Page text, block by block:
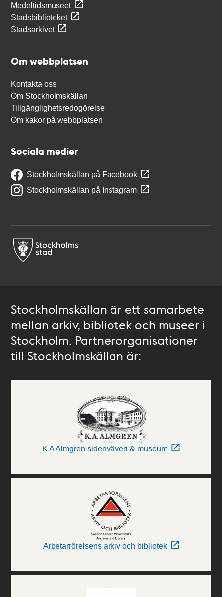
Medeltidsmuseet
Stadsbiblioteket
Stadsarkivet
Om webbplatsen
Kontakta oss
Om Stockholmskällan
Tillgänglighetsredogörelse
Om kakor på webbplatsen
Sociala medier
Stockholmskällan på Facebook
Stockholmskällan på Instagram
Stockholmskällan är ett samarbete
mellan arkiv, bibliotek och museer i
Stockholm. Partnerorganisationer
till Stockholmskällan är:
K A Almgren sidenväveri & museum
Arbetarrörelsens arkiv och bibliotek